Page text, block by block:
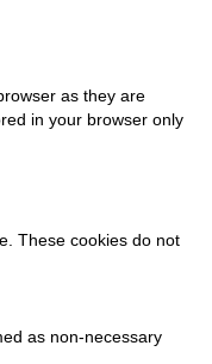
as they are
in your browser only
These cookies do not
as non-necessary